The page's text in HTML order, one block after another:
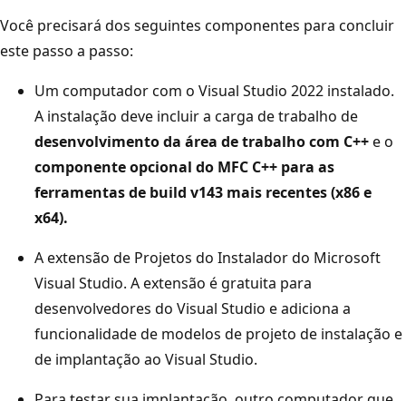
Você precisará dos seguintes componentes para concluir
este passo a passo:
Um computador com o Visual Studio 2022 instalado.
A instalação deve incluir a carga de trabalho de
desenvolvimento da área de trabalho com C++e o
componente opcional do MFC C++ para as
ferramentas de build v143 mais recentes (x86 e
x64).
A extensão de Projetos do Instalador do Microsoft
Visual Studio. A extensão é gratuita para
desenvolvedores do Visual Studio e adiciona a
funcionalidade de modelos de projeto de instalação e
de implantação ao Visual Studio.